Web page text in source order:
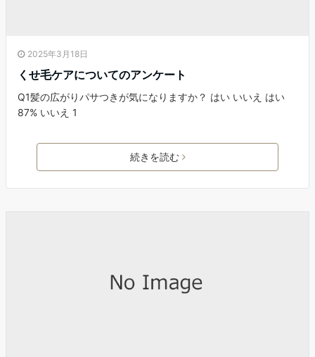
2025年3月18日
くせ毛ケアについてのアンケート
Q1髪の広がりパサつきが気になりますか？ はい いいえ はい
87% いいえ 1
続きを読む